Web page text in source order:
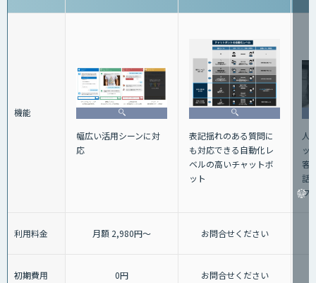
機能
幅広い活用シーンに対
応
表記揺れのある質問に
も対応できる自動化レ
ベルの高いチャットボ
ット
人
ッ
客
話
フ
利用料金 月額 2,980円～ お問合せください
初期費用 0円 お問合せください